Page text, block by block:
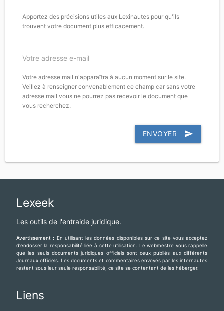
Apportez des précisions utiles aux Lexinautes pour qu'ils
trouvent votre document plus efficacement.
Votre adresse e-mail
Votre adresse mail n'apparaîtra à aucun moment sur le site.
Veillez à renseigner convenablement ce champ car sans votre
adresse mail vous ne pourrez pas recevoir le document que
vous recherchez.
ENVOYER send
Lexeek
Les outils de l'entraide juridique.
Avertissement : En utilisant les données disponibles sur ce site vous acceptez
d'endosser la responsabilité liée à cette utilisation. Le webmestre vous rappelle
que les seuls documents juridiques officiels sont ceux publiés aux différents
Journaux officiels. Les documents et commentaires envoyés par les internautes
restent sous leur seule responsabilité, ce site se contentant de les héberger.
Liens